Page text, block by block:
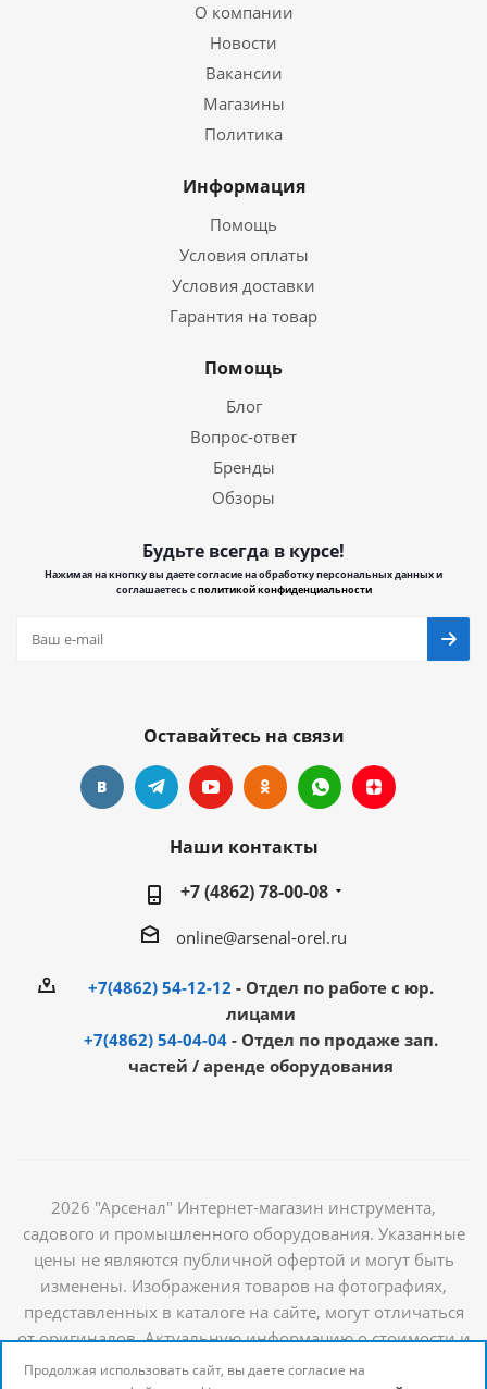
О компании
Новости
Вакансии
Магазины
Политика
Информация
Помощь
Условия оплаты
Условия доставки
Гарантия на товар
Помощь
Блог
Вопрос-ответ
Бренды
Обзоры
Будьте всегда в курсе!
Нажимая на кнопку вы даете согласие на обработку персональных данных и
соглашаетесь сполитикой конфиденциальности
Оставайтесь на связи
Наши контакты
+7 (4862) 78-00-08
online@arsenal-orel.ru
+7(4862) 54-12-12 - Отдел по работе с юр.
лицами
+7(4862) 54-04-04 - Отдел по продаже зап.
частей / аренде оборудования
2026 "Арсенал" Интернет-магазин инструмента,
садового и промышленного оборудования. Указанные
цены не являются публичной офертой и могут быть
изменены. Изображения товаров на фотографиях,
представленных в каталоге на сайте, могут отличаться
от оригиналов. Актуальную информацию о стоимости и
наличии товаров можно получить у наших
Продолжая использовать сайт, вы даете согласие на